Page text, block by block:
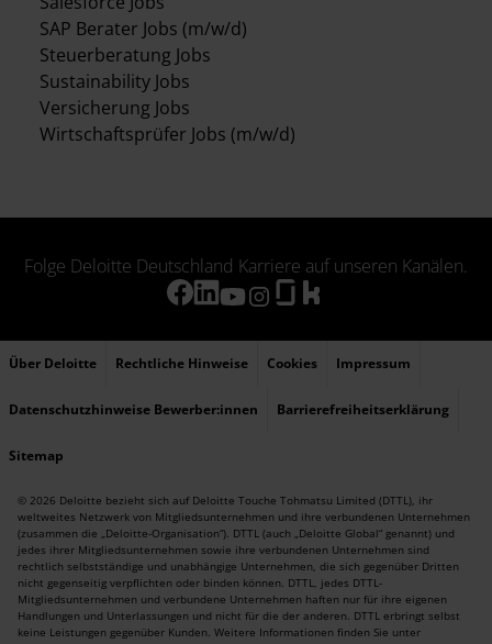
SAP Berater Jobs (m/w/d)
Steuerberatung Jobs
Sustainability Jobs
Versicherung Jobs
Wirtschaftsprüfer Jobs (m/w/d)
Folge Deloitte Deutschland Karriere auf unseren Kanälen.
Über Deloitte Rechtliche Hinweise Cookies Impressum
Datenschutzhinweise Bewerber:innen Barrierefreiheitserklärung
Sitemap
© 2026 Deloitte bezieht sich auf Deloitte Touche Tohmatsu Limited (DTTL), ihr
weltweites Netzwerk von Mitgliedsunternehmen und ihre verbundenen Unternehmen
(zusammen die „Deloitte-Organisation“). DTTL (auch „Deloitte Global“ genannt) und
jedes ihrer Mitgliedsunternehmen sowie ihre verbundenen Unternehmen sind
rechtlich selbstständige und unabhängige Unternehmen, die sich gegenüber Dritten
nicht gegenseitig verpflichten oder binden können. DTTL, jedes DTTL-
Mitgliedsunternehmen und verbundene Unternehmen haften nur für ihre eigenen
Handlungen und Unterlassungen und nicht für die der anderen. DTTL erbringt selbst
keine Leistungen gegenüber Kunden. Weitere Informationen finden Sie unter